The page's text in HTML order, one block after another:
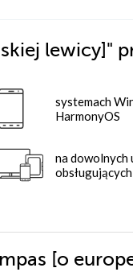
lewicy]"
systemach
HarmonyOS
na dowolnych
[o